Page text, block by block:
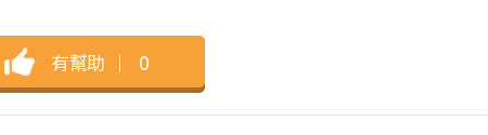
有幫助 ｜ 0